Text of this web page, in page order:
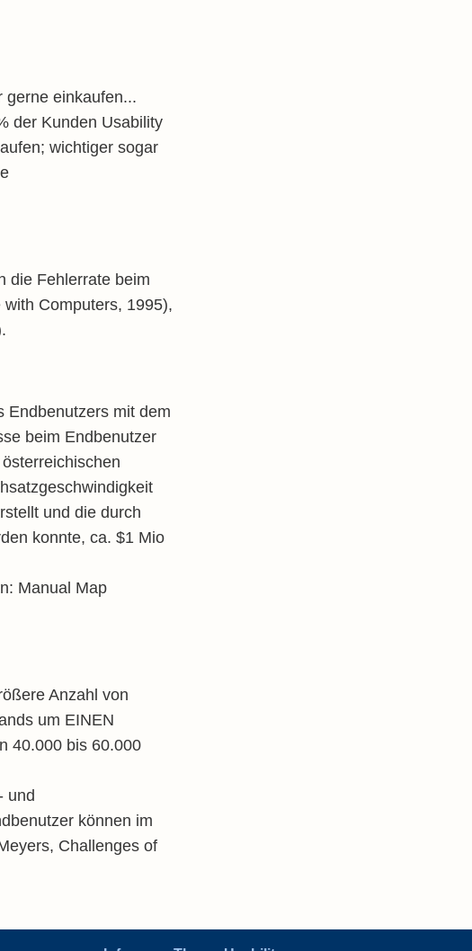
gerne einkaufen...
der Kunden Usability
wichtiger sogar
die Fehlerrate beim
Computers, 1995),
Endbenutzers mit dem
beim Endbenutzer
und die durch
konnte, ca. $1 Mio
Manual Map
Anzahl von
um EINEN
40.000 bis 60.000
und
können im
Challenges of